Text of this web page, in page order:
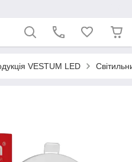
VESTUM LED